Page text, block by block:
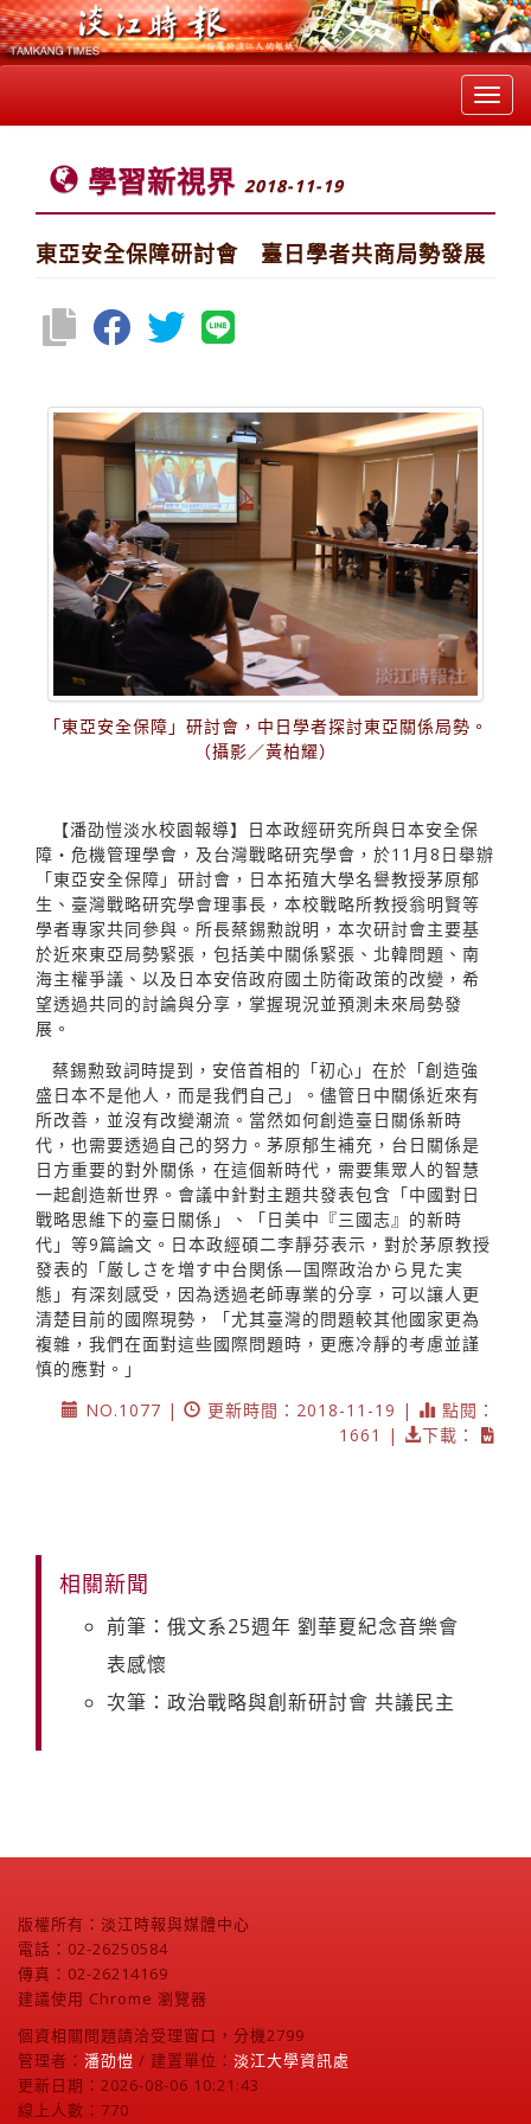
學習新視界 2018-11-19
東亞安全保障研討會 臺日學者共商局勢發展
「東亞安全保障」研討會，中日學者探討東亞關係局勢。
（攝影／黃柏耀）
【潘劭愷淡水校園報導】日本政經研究所與日本安全保
障‧危機管理學會，及台灣戰略研究學會，於11月8日舉辦
「東亞安全保障」研討會，日本拓殖大學名譽教授茅原郁
生、臺灣戰略研究學會理事長，本校戰略所教授翁明賢等
學者專家共同參與。所長蔡錫勲說明，本次研討會主要基
於近來東亞局勢緊張，包括美中關係緊張、北韓問題、南
海主權爭議、以及日本安倍政府國土防衛政策的改變，希
望透過共同的討論與分享，掌握現況並預測未來局勢發
展。
蔡錫勲致詞時提到，安倍首相的「初心」在於「創造強
盛日本不是他人，而是我們自己」。儘管日中關係近來有
所改善，並沒有改變潮流。當然如何創造臺日關係新時
代，也需要透過自己的努力。茅原郁生補充，台日關係是
日方重要的對外關係，在這個新時代，需要集眾人的智慧
一起創造新世界。會議中針對主題共發表包含「中國對日
戰略思維下的臺日關係」、「日美中『三國志』的新時
代」等9篇論文。日本政經碩二李靜芬表示，對於茅原教授
發表的「厳しさを増す中台関係—国際政治から見た実
態」有深刻感受，因為透過老師專業的分享，可以讓人更
清楚目前的國際現勢，「尤其臺灣的問題較其他國家更為
複雜，我們在面對這些國際問題時，更應冷靜的考慮並謹
慎的應對。」
NO.1077 |
更新時間：2018-11-19 |
點閱：
1661 |
下載：
相關新聞
前筆：俄文系25週年 劉華夏紀念音樂會
表感懷
次筆：政治戰略與創新研討會 共議民主
版權所有：淡江時報與媒體中心
電話：02-26250584
傳真：02-26214169
建議使用 Chrome 瀏覽器
個資相關問題請洽受理窗口，分機2799
管理者： 潘劭愷 / 建置單位： 淡江大學資訊處
更新日期：2026-08-06 10:21:43
線上人數：770